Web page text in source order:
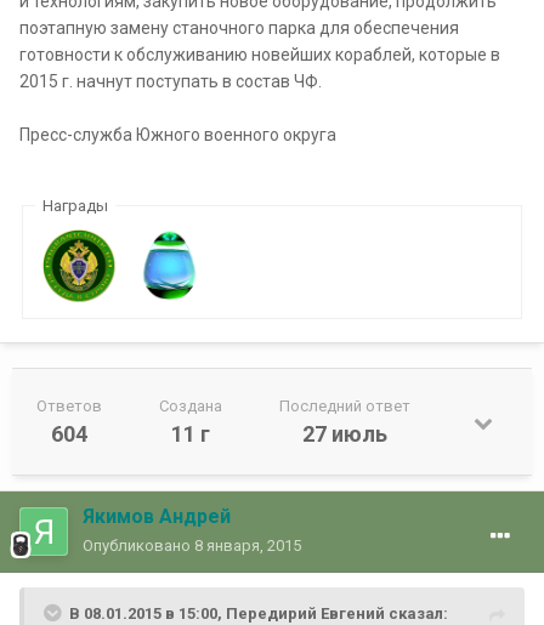
поэтапную замену станочного парка для обеспечения
готовности к обслуживанию новейших кораблей, которые в
2015 г. начнут поступать в состав ЧФ.
Пресс-служба Южного военного округа
Награды
Ответов
604
Создана
11 г
Последний ответ
27 июль
Якимов Андрей
Опубликовано 8 января, 2015
В 08.01.2015 в 15:00, Передирий Евгений сказал: